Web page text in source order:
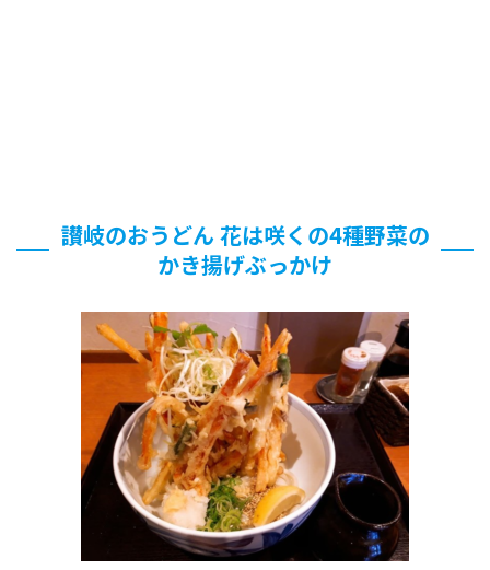
讃岐のおうどん 花は咲くの4種野菜の
かき揚げぶっかけ